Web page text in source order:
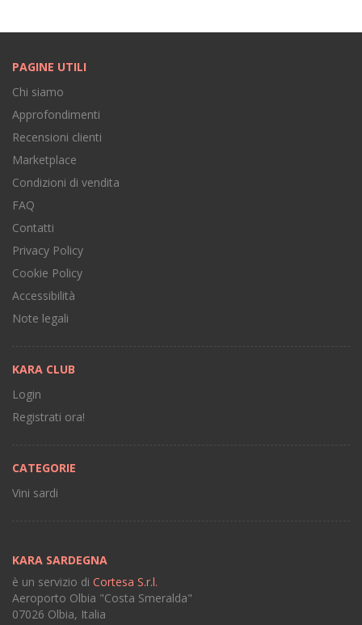
PAGINE UTILI
Chi siamo
Approfondimenti
Recensioni clienti
Marketplace
Condizioni di vendita
FAQ
Contatti
Privacy Policy
Cookie Policy
Accessibilità
Note legali
KARA CLUB
Login
Registrati ora!
CATEGORIE
Vini sardi
KARA SARDEGNA
è un servizio di Cortesa S.r.l.
Aeroporto Olbia "Costa Smeralda"
07026 Olbia, Italia